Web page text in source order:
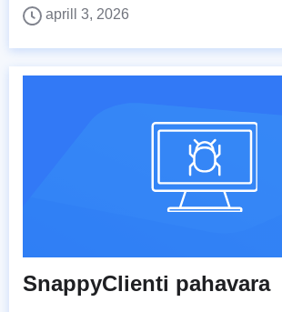
aprill 3, 2026
SnappyClienti pahavara